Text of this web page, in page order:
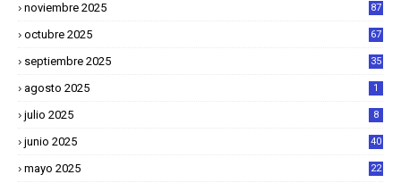
noviembre 2025 87
octubre 2025 67
septiembre 2025 35
agosto 2025 1
julio 2025 8
junio 2025 40
mayo 2025
22